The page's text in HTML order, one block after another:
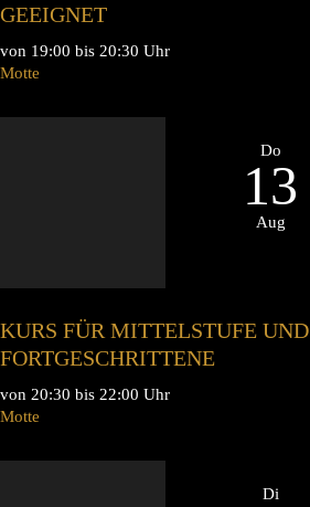
GEEIGNET
von 19:00 bis 20:30 Uhr
Motte
Do
13
Aug
KURS FÜR MITTELSTUFE UND
FORTGESCHRITTENE
von 20:30 bis 22:00 Uhr
Motte
Di